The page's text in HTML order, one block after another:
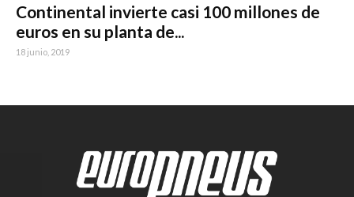
Continental invierte casi 100 millones de
euros en su planta de...
18 junio, 2019